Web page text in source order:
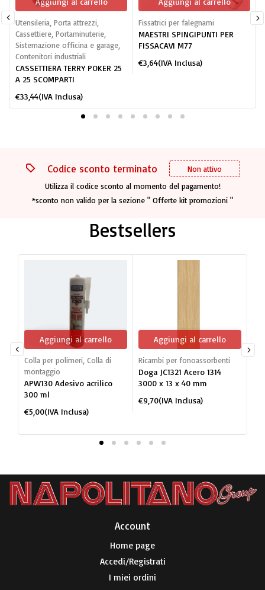
Utensileria, Porta attrezzi,
Cassettiere, Portaminuterie,
Sistemazione officina e garage,
Contenitori industriali
CASSETTIERA TERRY POKER 25
A 25 SCOMPARTI
€33,44(IVA Inclusa)
Fissatrici per falegnami
MAESTRI SPINGIPUNTI PER
FISSACAVI M77
€3,64(IVA Inclusa)
Codice sconto terminato
Non attivo
Utilizza il codice sconto al momento del pagamento!
*sconto non valido per la sezione " Offerte kit promozioni "
Bestsellers
Aggiungi al carrello
Colla per polimeri, Colla di
montaggio
APW130 Adesivo acrilico
300 ml
€5,00(IVA Inclusa)
Aggiungi al carrello
Ricambi per fonoassorbenti
Doga JC1321 Acero 1314
3000 x 13 x 40 mm
€9,70(IVA Inclusa)
Account​
Home page
Accedi/Registrati
I miei ordini